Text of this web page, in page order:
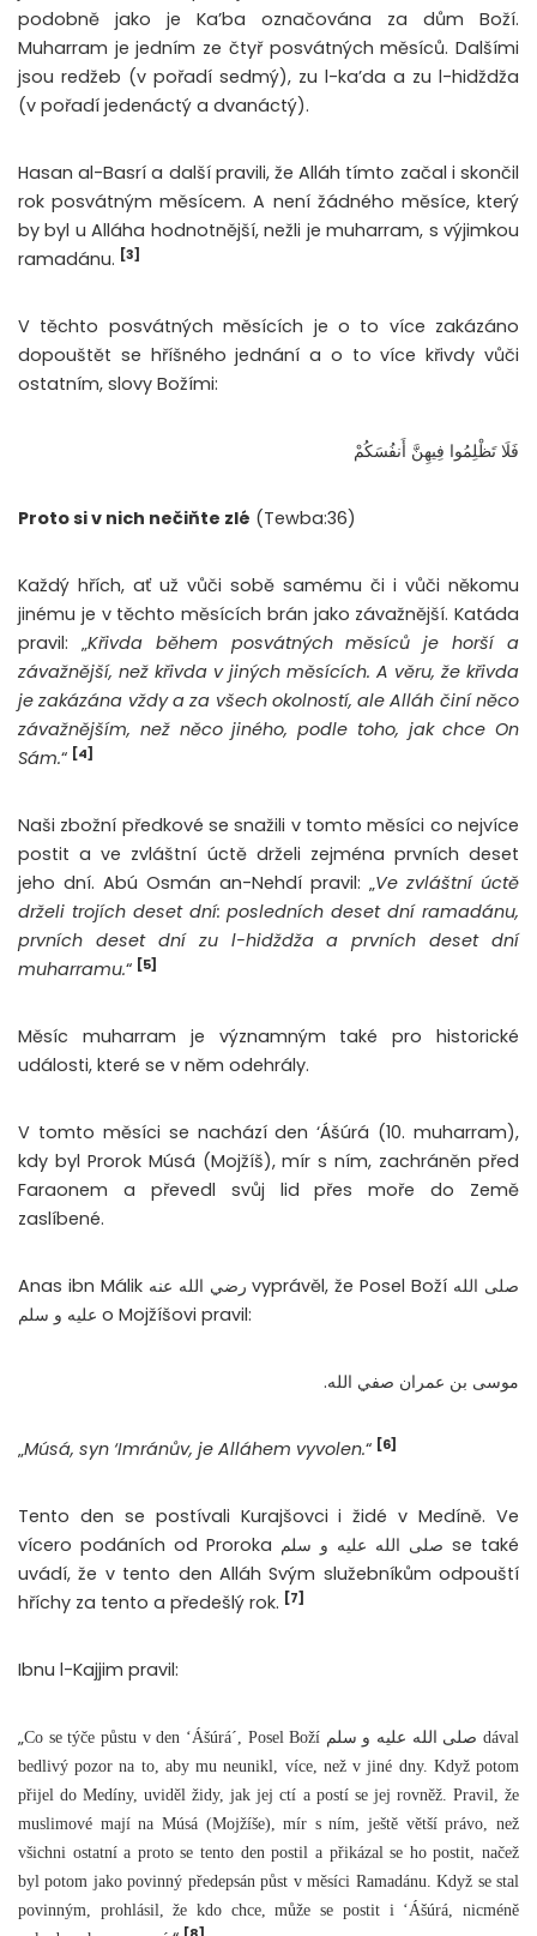
podobně jako je Ka’ba označována za dům Boží.
Muharram je jedním ze čtyř posvátných měsíců. Dalšími
jsou redžeb (v pořadí sedmý), zu l-ka’da a zu l-hidždža
(v pořadí jedenáctý a dvanáctý).
Hasan al-Basrí a další pravili, že Alláh tímto začal i skončil
rok posvátným měsícem. A není žádného měsíce, který
by byl u Alláha hodnotnější, nežli je muharram, s výjimkou
ramadánu. [3]
V těchto posvátných měsících je o to více zakázáno
dopouštět se hříšného jednání a o to více křivdy vůči
ostatním, slovy Božími:
فَلَا تَظْلِمُوا فِيهِنَّ أَنفُسَكُمْ
Proto si v nich nečiňte zlé (Tewba:36)
Každý hřích, ať už vůči sobě samému či i vůči někomu
jinému je v těchto měsících brán jako závažnější. Katáda
pravil: „Křivda během posvátných měsíců je horší a
závažnější, než křivda v jiných měsících. A věru, že křivda
je zakázána vždy a za všech okolností, ale Alláh činí něco
závažnějším, než něco jiného, podle toho, jak chce On
Sám.“ [4]
Naši zbožní předkové se snažili v tomto měsíci co nejvíce
postit a ve zvláštní úctě drželi zejména prvních deset
jeho dní. Abú Osmán an-Nehdí pravil: „Ve zvláštní úctě
drželi trojích deset dní: posledních deset dní ramadánu,
prvních deset dní zu l-hidždža a prvních deset dní
muharramu.“ [5]
Měsíc muharram je významným také pro historické
události, které se v něm odehrály.
V tomto měsíci se nachází den ‘Ášúrá (10. muharram),
kdy byl Prorok Músá (Mojžíš), mír s ním, zachráněn před
Faraonem a převedl svůj lid přes moře do Země
zaslíbené.
Anas ibn Málik رضي الله عنه vyprávěl, že Posel Boží صلى الله
عليه و سلم o Mojžíšovi pravil:
موسى بن عمران صفي الله.
„Músá, syn ‘Imránův, je Alláhem vyvolen.“ [6]
Tento den se postívali Kurajšovci i židé v Medíně. Ve
vícero podáních od Proroka صلى الله عليه و سلم se také
uvádí, že v tento den Alláh Svým služebníkům odpouští
hříchy za tento a předešlý rok. [7]
Ibnu l-Kajjim pravil:
„Co se týče půstu v den ‘Ášúrá´, Posel Boží صلى الله عليه و سلم dával
bedlivý pozor na to, aby mu neunikl, více, než v jiné dny. Když potom
přijel do Medíny, uviděl židy, jak jej ctí a postí se jej rovněž. Pravil, že
muslimové mají na Músá (Mojžíše), mír s ním, ještě větší právo, než
všichni ostatní a proto se tento den postil a přikázal se ho postit, načež
byl potom jako povinný předepsán půst v měsíci Ramadánu. Když se stal
povinným, prohlásil, že kdo chce, může se postit i ‘Ášúrá, nicméně